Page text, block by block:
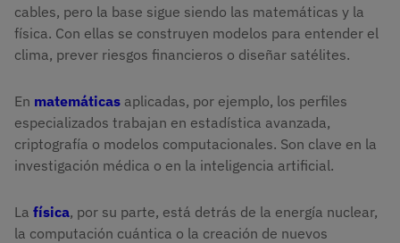
cables, pero la base sigue siendo las matemáticas y la
física. Con ellas se construyen modelos para entender el
clima, prever riesgos financieros o diseñar satélites.
En matemáticas aplicadas, por ejemplo, los perfiles
especializados trabajan en estadística avanzada,
criptografía o modelos computacionales. Son clave en la
investigación médica o en la inteligencia artificial.
La física, por su parte, está detrás de la energía nuclear,
la computación cuántica o la creación de nuevos